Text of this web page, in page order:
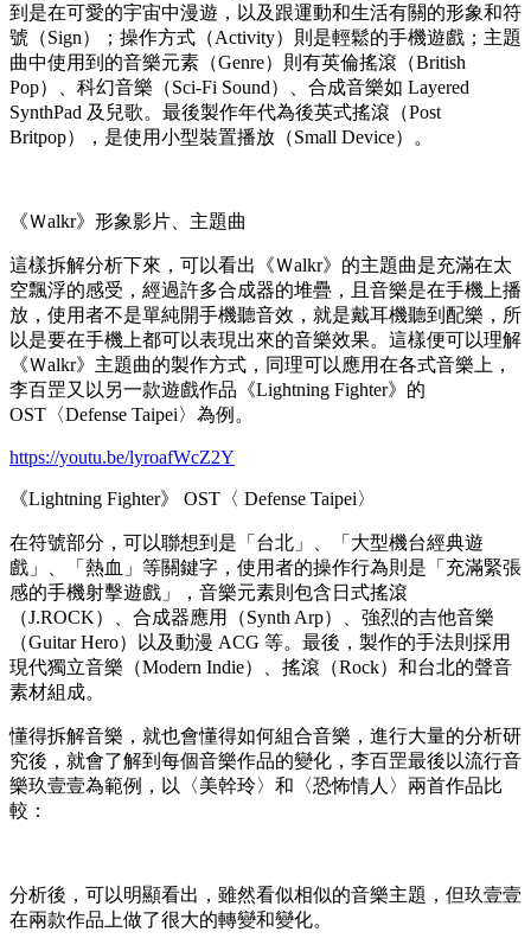
到是在可愛的宇宙中漫遊，以及跟運動和生活有關的形象和符
號（Sign）；操作方式（Activity）則是輕鬆的手機遊戲；主題
曲中使用到的音樂元素（Genre）則有英倫搖滾（British
Pop）、科幻音樂（Sci-Fi Sound）、合成音樂如 Layered
SynthPad 及兒歌。最後製作年代為後英式搖滾（Post
Britpop），是使用小型裝置播放（Small Device）。
《Ｗalkr》形象影片、主題曲
這樣拆解分析下來，可以看出《Ｗalkr》的主題曲是充滿在太
空飄浮的感受，經過許多合成器的堆疊，且音樂是在手機上播
放，使用者不是單純開手機聽音效，就是戴耳機聽到配樂，所
以是要在手機上都可以表現出來的音樂效果。這樣便可以理解
《Ｗalkr》主題曲的製作方式，同理可以應用在各式音樂上，
李百罡又以另一款遊戲作品《Lightning Fighter》的
OST〈Defense Taipei〉為例。
https://youtu.be/lyroafWcZ2Y
《Lightning Fighter》 OST〈 Defense Taipei〉
在符號部分，可以聯想到是「台北」、「大型機台經典遊
戲」、「熱血」等關鍵字，使用者的操作行為則是「充滿緊張
感的手機射擊遊戲」，音樂元素則包含日式搖滾
（J.ROCK）、合成器應用（Synth Arp）、強烈的吉他音樂
（Guitar Hero）以及動漫 ACG 等。最後，製作的手法則採用
現代獨立音樂（Modern Indie）、搖滾（Rock）和台北的聲音
素材組成。
懂得拆解音樂，就也會懂得如何組合音樂，進行大量的分析研
究後，就會了解到每個音樂作品的變化，李百罡最後以流行音
樂玖壹壹為範例，以〈美幹玲〉和〈恐怖情人〉兩首作品比
較：
分析後，可以明顯看出，雖然看似相似的音樂主題，但玖壹壹
在兩款作品上做了很大的轉變和變化。